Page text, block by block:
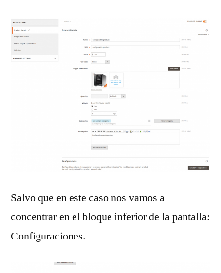
Salvo que en este caso nos vamos a
concentrar en el bloque inferior de la pantalla:
Configuraciones.